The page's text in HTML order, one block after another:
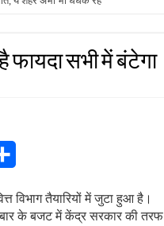
फायदा सभी में बंटेगा
विभाग तैयारियों में जुटा हुआ है।
के बजट में केंद्र सरकार की तरफ